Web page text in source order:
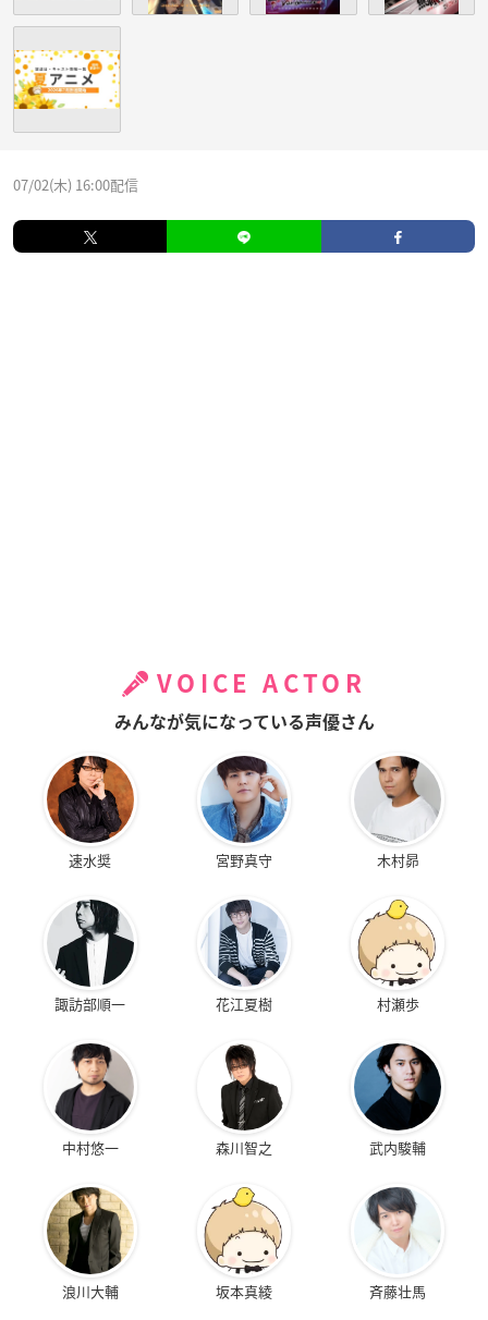
07/02(木) 16:00配信
VOICE ACTOR
みんなが気になっている声優さん
速水奨 宮野真守 木村昴
諏訪部順一 花江夏樹 村瀬歩
中村悠一 森川智之 武内駿輔
浪川大輔 坂本真綾 斉藤壮馬